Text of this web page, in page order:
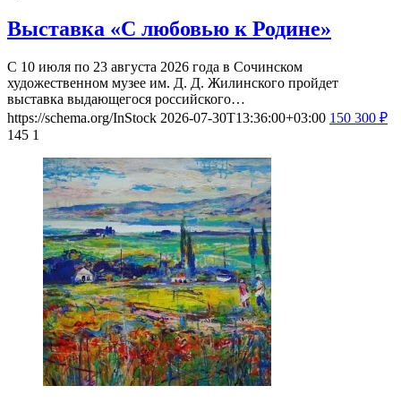
Выставка «С любовью к Родине»
С 10 июля по 23 августа 2026 года в Сочинском
художественном музее им. Д. Д. Жилинского пройдет
выставка выдающегося российского…
https://schema.org/InStock 2026-07-30T13:36:00+03:00 150 300 ₽
145 1